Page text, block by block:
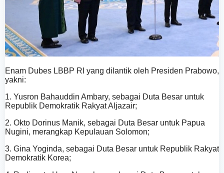
Enam Dubes LBBP RI yang dilantik oleh Presiden Prabowo,
yakni:
1. Yusron Bahauddin Ambary, sebagai Duta Besar untuk
Republik Demokratik Rakyat Aljazair;
2. Okto Dorinus Manik, sebagai Duta Besar untuk Papua
Nugini, merangkap Kepulauan Solomon;
3. Gina Yoginda, sebagai Duta Besar untuk Republik Rakyat
Demokratik Korea;